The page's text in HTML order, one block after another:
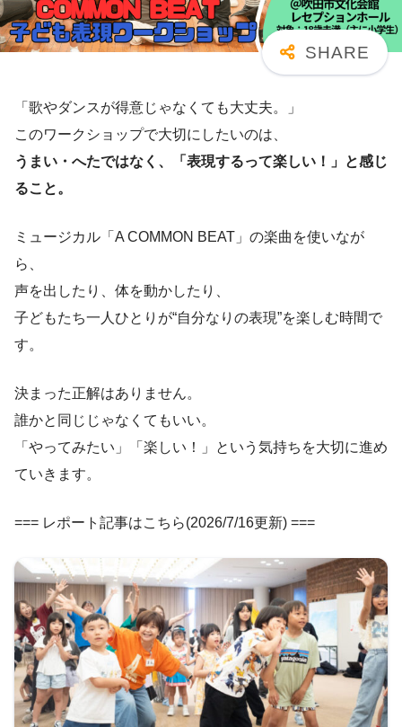
「歌やダンスが得意じゃなくても大丈夫。」
このワークショップで大切にしたいのは、
うまい・へたではなく、「表現するって楽しい！」と感じ
ること。
ミュージカル「A COMMON BEAT」の楽曲を使いなが
ら、
声を出したり、体を動かしたり、
子どもたち一人ひとりが“自分なりの表現”を楽しむ時間で
す。
決まった正解はありません。
誰かと同じじゃなくてもいい。
「やってみたい」「楽しい！」という気持ちを大切に進め
ていきます。
=== レポート記事はこちら(2026/7/16更新) ===